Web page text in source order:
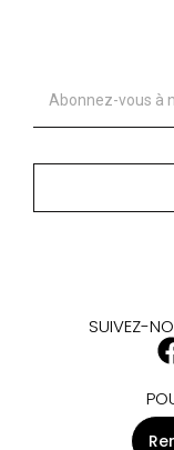
SUIVEZ-